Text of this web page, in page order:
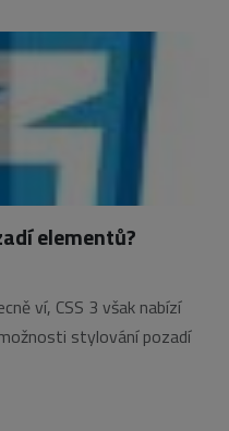
elementů?
ví, CSS 3 však nabízí
stylování pozadí